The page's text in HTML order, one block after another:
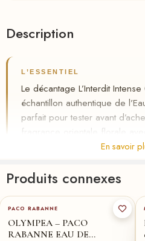
Description
L’ESSENTIEL
Le décantage L’Interdit
échantillon authentique de
parfait pour tester avant
fragrance orientale florale
poivre noir, tenue 8 heures.
Riha.ma.
✦Décantage Givenchy original, 3/
✦Tubéreuse, vanille, poivre noir
✦Paiement à la livraison Maroc
En savoir
Produits connexes
80-ml★ 50-ml 30-ml
PACO RABANNE
OLYMPEA – PACO
RABANNE EAU DE